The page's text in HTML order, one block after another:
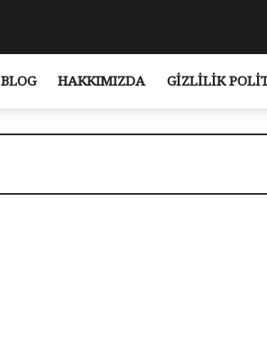
BLOG HAKKIMIZDA GIZLILIK